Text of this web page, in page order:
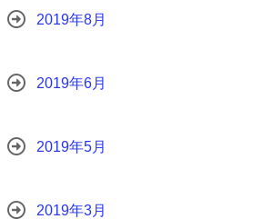
2019年8月
2019年6月
2019年5月
2019年3月